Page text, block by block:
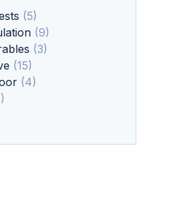
(5)
(9)
(3)
(15)
(4)